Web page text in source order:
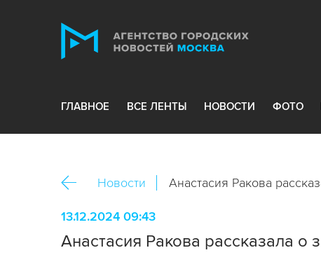
ГЛАВНОЕ ВСЕ ЛЕНТЫ НОВОСТИ ФОТО
Новости Анастасия Ракова
13.12.2024 09:43
Анастасия Ракова рассказала о